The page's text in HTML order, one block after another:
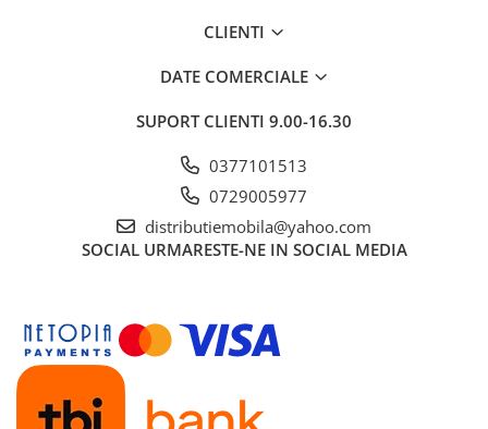
CLIENTI
DATE COMERCIALE
SUPORT CLIENTI 9.00-16.30
0377101513
0729005977
distributiemobila@yahoo.com
SOCIAL URMARESTE-NE IN SOCIAL MEDIA